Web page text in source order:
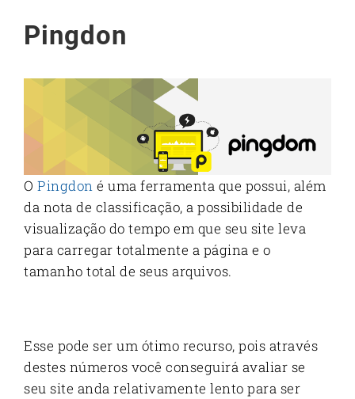
Pingdon
O Pingdon é uma ferramenta que possui, além
da nota de classificação, a possibilidade de
visualização do tempo em que seu site leva
para carregar totalmente a página e o
tamanho total de seus arquivos.
Esse pode ser um ótimo recurso, pois através
destes números você conseguirá avaliar se
seu site anda relativamente lento para ser